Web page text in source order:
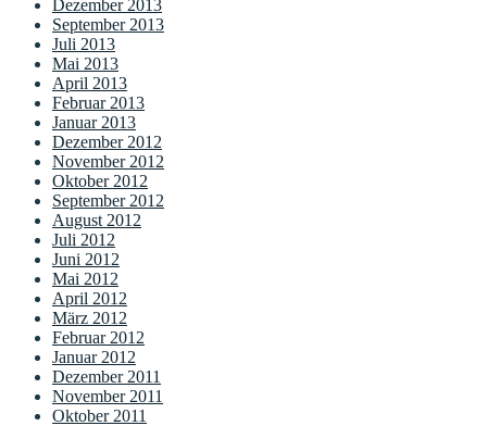
Dezember 2013
September 2013
Juli 2013
Mai 2013
April 2013
Februar 2013
Januar 2013
Dezember 2012
November 2012
Oktober 2012
September 2012
August 2012
Juli 2012
Juni 2012
Mai 2012
April 2012
März 2012
Februar 2012
Januar 2012
Dezember 2011
November 2011
Oktober 2011